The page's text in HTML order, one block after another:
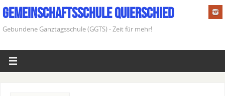
Gemeinschaftsschule Quierschied
Gebundene Ganztagsschule (GGTS) - Zeit für mehr!